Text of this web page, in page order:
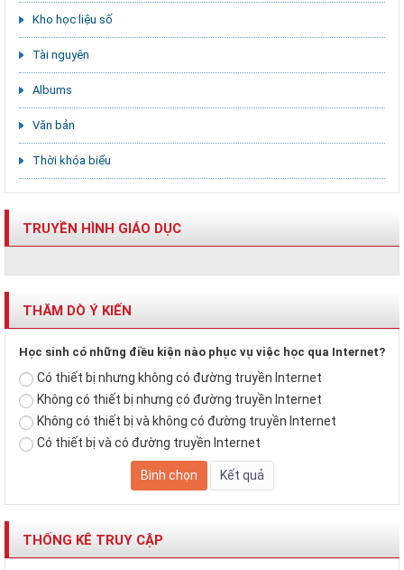
Kho học liệu số
Tài nguyên
Albums
Văn bản
Thời khóa biểu
TRUYỀN HÌNH GIÁO DỤC
THĂM DÒ Ý KIẾN
Học sinh có những điều kiện nào phục vụ việc học qua Internet?
Có thiết bị nhưng không có đường truyền Internet
Không có thiết bị nhưng có đường truyền Internet
Không có thiết bị và không có đường truyền Internet
Có thiết bị và có đường truyền Internet
THỐNG KÊ TRUY CẬP